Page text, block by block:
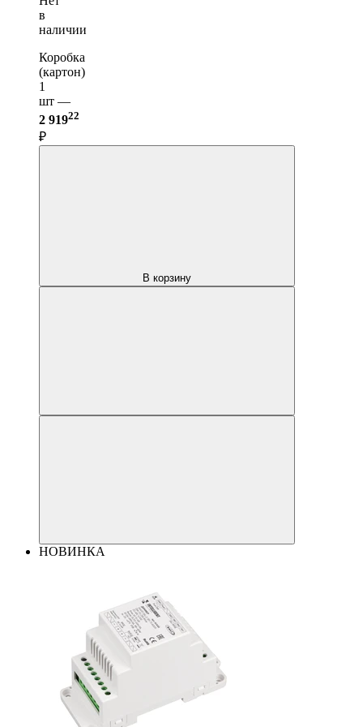
в
наличии
Коробка
(картон)
1
шт —
2 91922
₽
В корзину
НОВИНКА